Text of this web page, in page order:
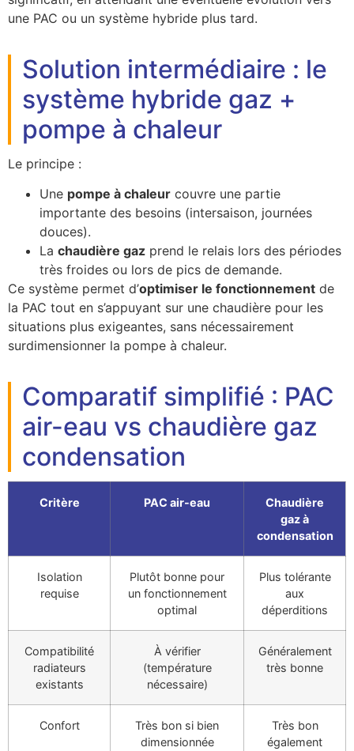
une PAC ou un système hybride plus tard.
Solution intermédiaire : le
système hybride gaz +
pompe à chaleur
Le principe :
Une pompe à chaleur couvre une partie
importante des besoins (intersaison, journées
douces).
La chaudière gaz prend le relais lors des périodes
très froides ou lors de pics de demande.
Ce système permet d’optimiser le fonctionnement de
la PAC tout en s’appuyant sur une chaudière pour les
situations plus exigeantes, sans nécessairement
surdimensionner la pompe à chaleur.
Comparatif simplifié : PAC
air-eau vs chaudière gaz
condensation
Critère PAC air-eau
Chaudière
gaz à
condensation
Isolation
requise
Plutôt bonne pour
un fonctionnement
optimal
Plus tolérante
aux
déperditions
Compatibilité
radiateurs
existants
À vérifier
(température
nécessaire)
Généralement
très bonne
Confort
Très bon si bien
dimensionnée
Très bon
également